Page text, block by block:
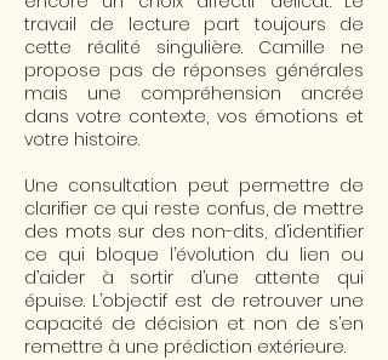
travail de lecture part toujours de
cette réalité singulière. Camille ne
propose pas de réponses générales
mais une compréhension ancrée
dans votre contexte, vos émotions et
votre histoire.
​Une consultation peut permettre de
clarifier ce qui reste confus, de mettre
des mots sur des non-dits, d’identifier
ce qui bloque l’évolution du lien ou
d’aider à sortir d’une attente qui
épuise. L’objectif est de retrouver une
capacité de décision et non de s’en
remettre à une prédiction extérieure.